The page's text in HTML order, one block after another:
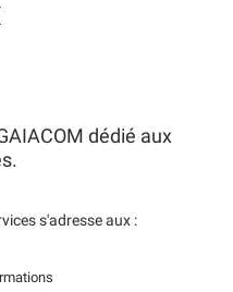
dédié aux
s'adresse aux :